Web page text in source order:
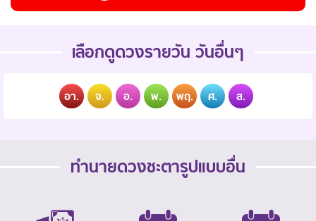
เลือกดูดวงรายวัน วันอื่นๆ
อา. จ. อ. พ. พฤ. ศ. ส.
ทำนายดวงชะตารูปแบบอื่น